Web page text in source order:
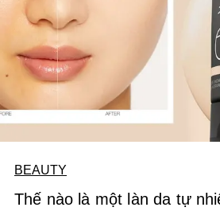
BEAUTY
Thế nào là một làn da tự